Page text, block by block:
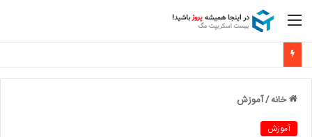
منو
خانه/آموزش
آموزش